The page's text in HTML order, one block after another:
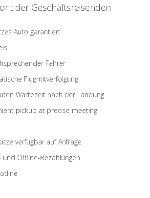
der Geschäftsreisenden
Auto garantiert
Fahrer
Flugmitverfolgung
Wartezeit nach der Landung
pickup at precise meeting
verfügbar auf Anfrage
und Offline-Bezahlungen